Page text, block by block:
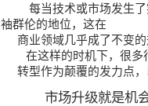
每当技术或市场发生
袖群伦的地位，这在
商业领域几乎成了不变的
在这样的时机下，很多
转型作为颠覆的发力点
市场升级就是机